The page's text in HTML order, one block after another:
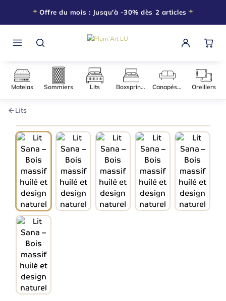
Offre du mois : Jusqu'à -30% dès 2 articles
Matelas
Lits
−15% DÈS 2 ARTICLES